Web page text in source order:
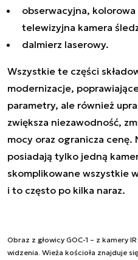
obserwacyjna,
telewizyjna kamera
dalmierz laserowy.
Wszystkie te części
modernizacje,
parametry, ale również
zwiększa niezawodność,
mocy oraz ogranicza cenę.
posiadają tylko jedną
skomplikowane wszystkie
i to często po kilka naraz.
Obraz z głowicy GOC-1 – z kamery
widzenia. Wieża kościoła znajduje